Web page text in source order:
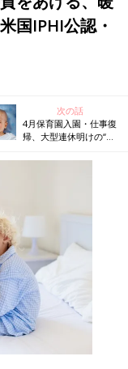
国IPHI公認・
次の話
4月保育園入園・仕事復
帰、大型連休明けの“夜
IPHI公認・乳幼児睡眠